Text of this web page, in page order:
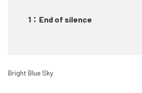
1 ： End of silence
Bright Blue Sky